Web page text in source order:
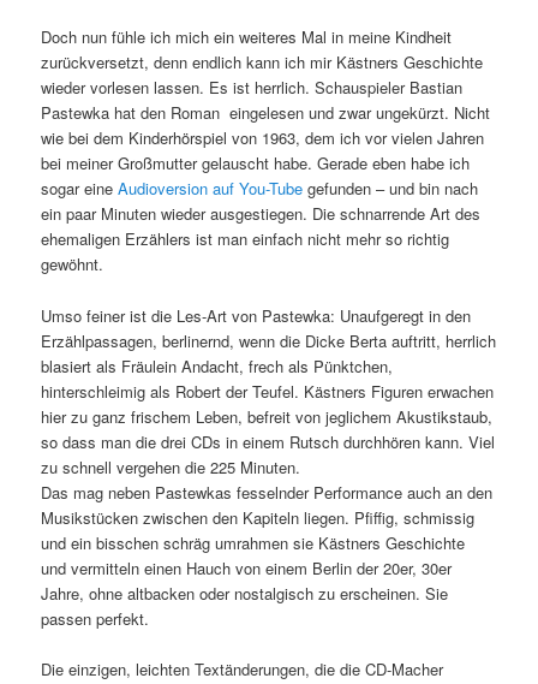
Doch nun fühle ich mich ein weiteres Mal in meine Kindheit
zurückversetzt, denn endlich kann ich mir Kästners Geschichte
wieder vorlesen lassen. Es ist herrlich. Schauspieler Bastian
Pastewka hat den Roman eingelesen und zwar ungekürzt. Nicht
wie bei dem Kinderhörspiel von 1963, dem ich vor vielen Jahren
bei meiner Großmutter gelauscht habe. Gerade eben habe ich
sogar eineAudioversion auf You-Tube gefunden – und bin nach
ein paar Minuten wieder ausgestiegen. Die schnarrende Art des
ehemaligen Erzählers ist man einfach nicht mehr so richtig
gewöhnt.
Umso feiner ist die Les-Art von Pastewka: Unaufgeregt in den
Erzählpassagen, berlinernd, wenn die Dicke Berta auftritt, herrlich
blasiert als Fräulein Andacht, frech als Pünktchen,
hinterschleimig als Robert der Teufel. Kästners Figuren erwachen
hier zu ganz frischem Leben, befreit von jeglichem Akustikstaub,
so dass man die drei CDs in einem Rutsch durchhören kann. Viel
zu schnell vergehen die 225 Minuten.
Das mag neben Pastewkas fesselnder Performance auch an den
Musikstücken zwischen den Kapiteln liegen. Pfiffig, schmissig
und ein bisschen schräg umrahmen sie Kästners Geschichte
und vermitteln einen Hauch von einem Berlin der 20er, 30er
Jahre, ohne altbacken oder nostalgisch zu erscheinen. Sie
passen perfekt.
Die einzigen, leichten Textänderungen, die die CD-Macher